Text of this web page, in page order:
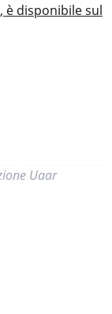
è disponibile sul
Uaar